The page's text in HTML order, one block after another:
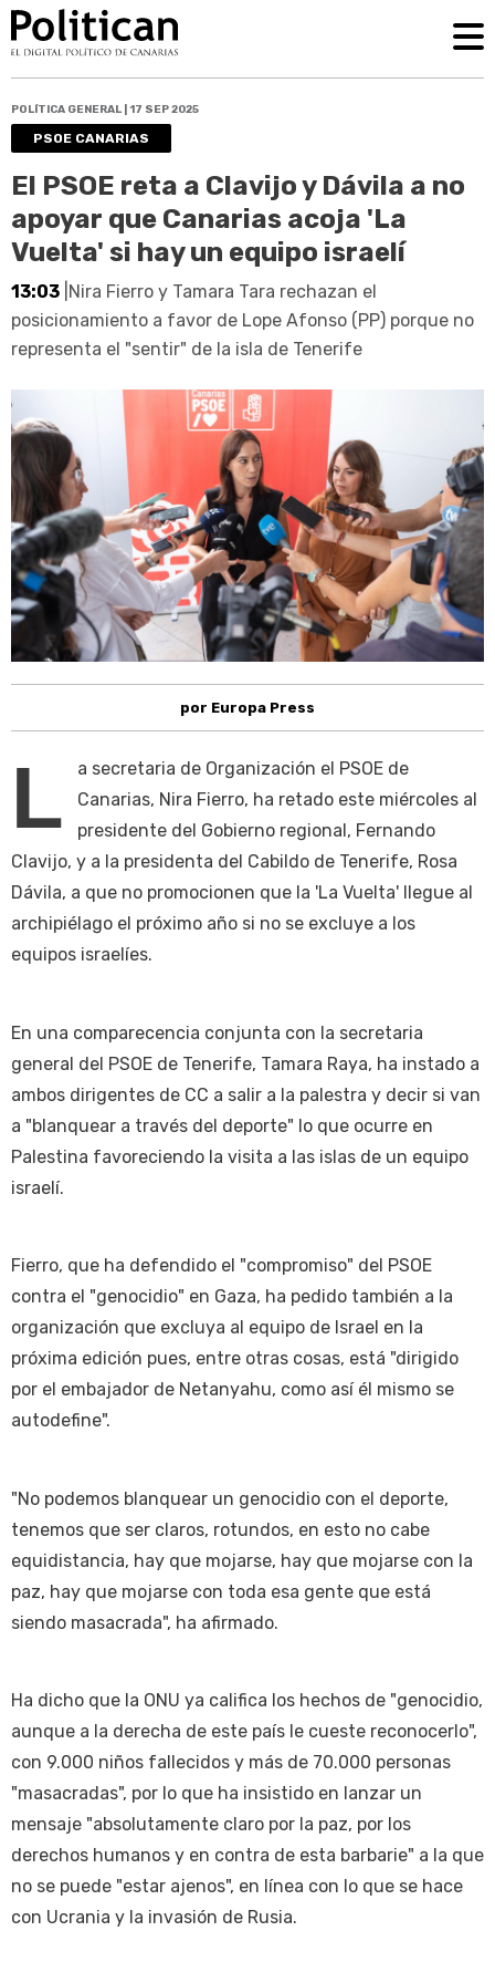
POLÍTICA GENERAL | 17 SEP 2025
PSOE CANARIAS
El PSOE reta a Clavijo y Dávila a no
apoyar que Canarias acoja 'La
Vuelta' si hay un equipo israelí
13:03 |Nira Fierro y Tamara Tara rechazan el
posicionamiento a favor de Lope Afonso (PP) porque no
representa el "sentir" de la isla de Tenerife
por Europa Press
L
a secretaria de Organización el PSOE de
Canarias, Nira Fierro, ha retado este miércoles al
presidente del Gobierno regional, Fernando
Clavijo, y a la presidenta del Cabildo de Tenerife, Rosa
Dávila, a que no promocionen que la 'La Vuelta' llegue al
archipiélago el próximo año si no se excluye a los
equipos israelíes.
En una comparecencia conjunta con la secretaria
general del PSOE de Tenerife, Tamara Raya, ha instado a
ambos dirigentes de CC a salir a la palestra y decir si van
a "blanquear a través del deporte" lo que ocurre en
Palestina favoreciendo la visita a las islas de un equipo
israelí.
Fierro, que ha defendido el "compromiso" del PSOE
contra el "genocidio" en Gaza, ha pedido también a la
organización que excluya al equipo de Israel en la
próxima edición pues, entre otras cosas, está "dirigido
por el embajador de Netanyahu, como así él mismo se
autodefine".
"No podemos blanquear un genocidio con el deporte,
tenemos que ser claros, rotundos, en esto no cabe
equidistancia, hay que mojarse, hay que mojarse con la
paz, hay que mojarse con toda esa gente que está
siendo masacrada", ha afirmado.
Ha dicho que la ONU ya califica los hechos de "genocidio,
aunque a la derecha de este país le cueste reconocerlo",
con 9.000 niños fallecidos y más de 70.000 personas
"masacradas", por lo que ha insistido en lanzar un
mensaje "absolutamente claro por la paz, por los
derechos humanos y en contra de esta barbarie" a la que
no se puede "estar ajenos", en línea con lo que se hace
con Ucrania y la invasión de Rusia.